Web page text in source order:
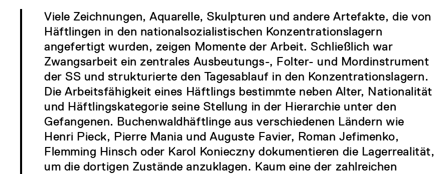
Viele Zeichnungen, Aquarelle, Skulpturen und andere Artefakte, die von
Häftlingen in den nationalsozialistischen Konzentrationslagern
angefertigt wurden, zeigen Momente der Arbeit. Schließlich war
Zwangsarbeit ein zentrales Ausbeutungs-, Folter- und Mordinstrument
der SS und strukturierte den Tagesablauf in den Konzentrationslagern.
Die Arbeitsfähigkeit eines Häftlings bestimmte neben Alter, Nationalität
und Häftlingskategorie seine Stellung in der Hierarchie unter den
Gefangenen. Buchenwaldhäftlinge aus verschiedenen Ländern wie
Henri Pieck, Pierre Mania und Auguste Favier, Roman Jefimenko,
Flemming Hinsch oder Karol Konieczny dokumentieren die Lagerrealität,
um die dortigen Zustände anzuklagen. Kaum eine der zahlreichen